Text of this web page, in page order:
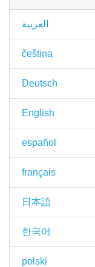
العربية
čeština
Deutsch
English
español
français
日本語
한국어
polski